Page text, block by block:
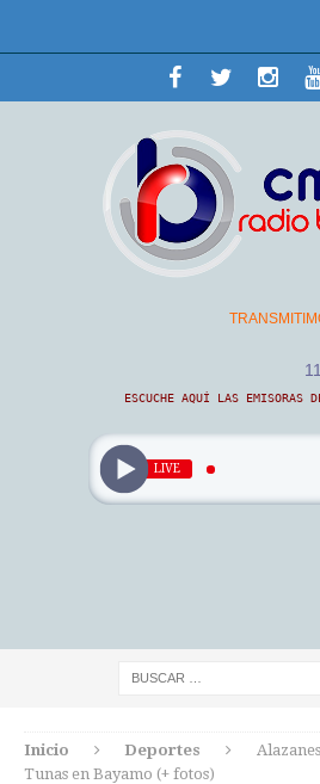
ESCUCHE AQUÍ LAS EMISORAS
LIVE
Inicio Deportes
Tunas en Bayamo (+ fotos)